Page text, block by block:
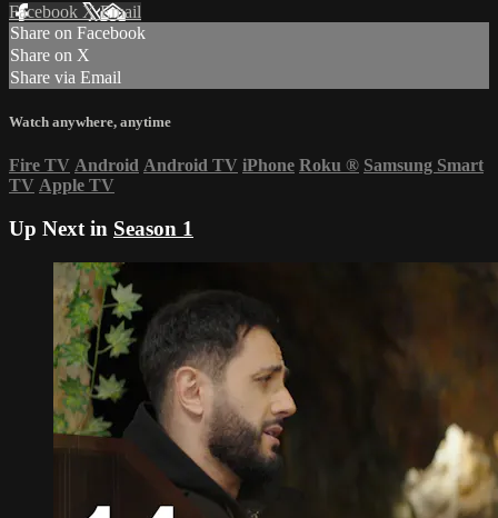
Facebook XEmail
Share on Facebook
Share on X
Share via Email
Watch anywhere, anytime
Fire TV Android Android TV iPhone Roku ® Samsung Smart
TV Apple TV
Up Next in Season 1